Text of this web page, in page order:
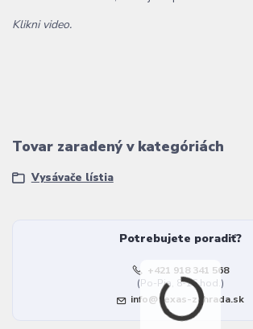
Klikni video.
Tovar zaradený v kategóriách
Vysávače lístia
Potrebujete poradiť?
+421 918 341 568
(Po-Pia, 8-16 hod.)
info@texas-zahrada.sk